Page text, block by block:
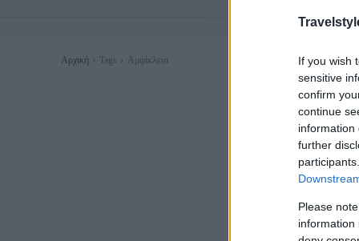
If you wish
sensitive
confirm
continue
information
further
Please
information
Αρχική Tags Αμφίκλεια